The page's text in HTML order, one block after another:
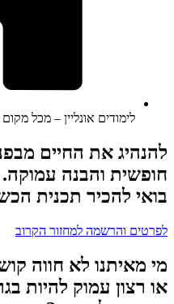
לימודים אונליין – מכל
להנהיג את החיים
חופשית והבנה עמוקה.
בואי להכיר תכנית
לפרטים והרשמה למחזור הקרוב
מי מאיתנו לא חווה
או רצון עמוק להיות